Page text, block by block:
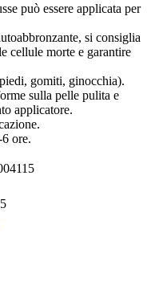
può essere applicata per
si consiglia
cellule morte e garantire
gomiti, ginocchia).
sulla pelle pulita e
applicatore.
ore.